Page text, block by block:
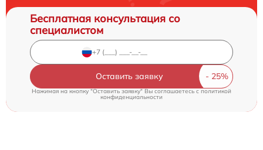
Бесплатная консультация со
специалистом
Оставить заявку
Нажимая на кнопку "Оставить заявку" Вы соглашаетесь cполитикой
конфиденциальности